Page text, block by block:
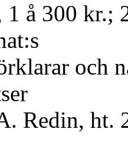
å 300 kr.;
och
Redin, ht.